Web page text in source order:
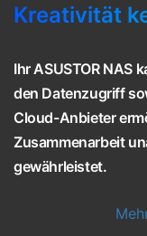
Kreativität
Ihr ASUSTOR NAS
den Datenzugriff
Cloud-Anbieter
Zusammenarbeit
gewährleistet.